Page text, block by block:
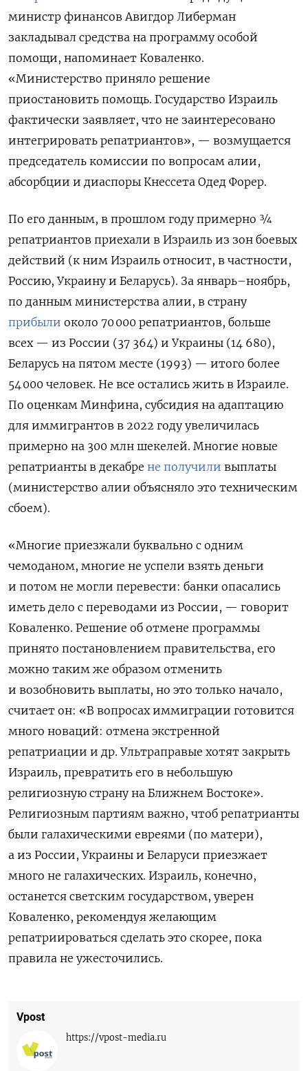
министр финансов Авигдор Либерман
закладывал средства на программу особой
помощи, напоминает Коваленко.
«Министерство приняло решение
приостановить помощь. Государство Израиль
фактически заявляет, что не заинтересовано
интегрировать репатриантов», — возмущается
председатель комиссии по вопросам алии,
абсорбции и диаспоры Кнессета Одед Форер.
По его данным, в прошлом году примерно ¾
репатриантов приехали в Израиль из зон боевых
действий (к ним Израиль относит, в частности,
Россию, Украину и Беларусь). За январь–ноябрь,
по данным министерства алии, в страну
прибыли около 70 000 репатриантов, больше
всех — из России (37 364) и Украины (14 680),
Беларусь на пятом месте (1993) — итого более
54 000 человек. Не все остались жить в Израиле.
По оценкам Минфина, субсидия на адаптацию
для иммигрантов в 2022 году увеличилась
примерно на 300 млн шекелей. Многие новые
репатрианты в декабре не получили выплаты
(министерство алии объясняло это техническим
сбоем).
«Многие приезжали буквально с одним
чемоданом, многие не успели взять деньги
и потом не могли перевести: банки опасались
иметь дело с переводами из России, — говорит
Коваленко. Решение об отмене программы
принято постановлением правительства, его
можно таким же образом отменить
и возобновить выплаты, но это только начало,
считает он: «В вопросах иммиграции готовится
много новаций: отмена экстренной
репатриации и др. Ультраправые хотят закрыть
Израиль, превратить его в небольшую
религиозную страну на Ближнем Востоке».
Религиозным партиям важно, чтоб репатрианты
были галахическими евреями (по матери),
а из России, Украины и Беларуси приезжает
много не галахических. Израиль, конечно,
останется светским государством, уверен
Коваленко, рекомендуя желающим
репатриироваться сделать это скорее, пока
правила не ужесточились.
Vpost
https://vpost-media.ru